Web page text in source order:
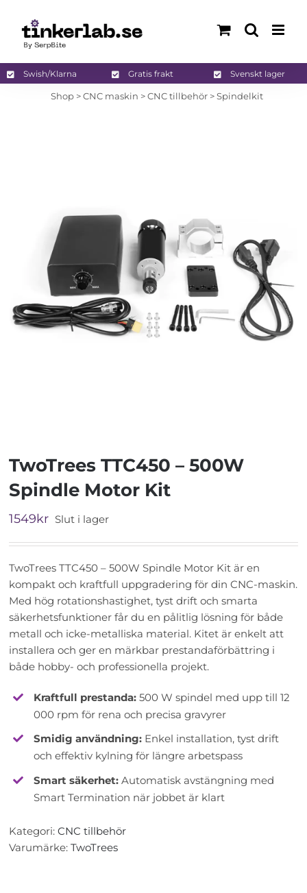
innehållet
Swish/Klarna Gratis frakt Svenskt lager
Shop>CNC maskin >CNC tillbehör>Spindelkit
TwoTrees TTC450 – 500W
Spindle Motor Kit
1549kr Slut i lager
TwoTrees TTC450 – 500W Spindle Motor Kit är en
kompakt och kraftfull uppgradering för din CNC-maskin.
Med hög rotationshastighet, tyst drift och smarta
säkerhetsfunktioner får du en pålitlig lösning för både
metall och icke-metalliska material. Kitet är enkelt att
installera och ger en märkbar prestandaförbättring i
både hobby- och professionella projekt.
Kraftfull prestanda: 500 W spindel med upp till 12
000 rpm för rena och precisa gravyrer
Smidig användning: Enkel installation, tyst drift
och effektiv kylning för längre arbetspass
Smart säkerhet: Automatisk avstängning med
Smart Termination när jobbet är klart
Kategori:CNC tillbehör
Varumärke:TwoTrees